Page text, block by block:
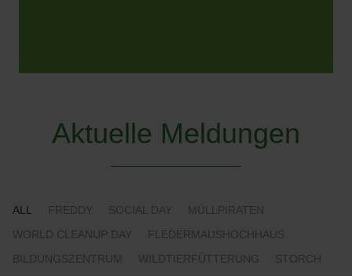
Aktuelle Meldungen
ALL FREDDY SOCIAL DAY
MÜLLPIRATEN
WORLD CLEANUP DAY
FLEDERMAUSHOCHHAUS
BILDUNGSZENTRUM
WILDTIERFÜTTERUNG
STORCH